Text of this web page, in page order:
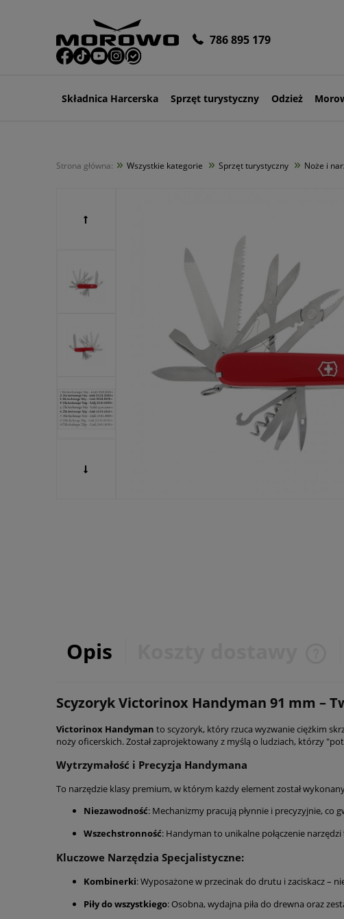
786 895 179
Składnica Harcerska Sprzęt turystyczny Odzież
Strona główna: » Wszystkie kategorie » Sprzęt turystyczny » Noże i
Opis
Scyzoryk Victorinox Handyman 91 mm –
Victorinox Handyman to scyzoryk, który rzuca wyzwanie ciężkim
noży oficerskich. Został zaprojektowany z myślą o ludziach, którzy
Wytrzymałość i Precyzja Handymana
To narzędzie klasy premium, w którym każdy element został
Niezawodność: Mechanizmy pracują płynnie i precyzyjnie, co
Wszechstronność: Handyman to unikalne połączenie
Kluczowe Narzędzia Specjalistyczne:
Kombinerki: Wyposażone w przecinak do drutu i zaciskacz –
Piły do wszystkiego: Osobna, wydajna piła do drewna oraz